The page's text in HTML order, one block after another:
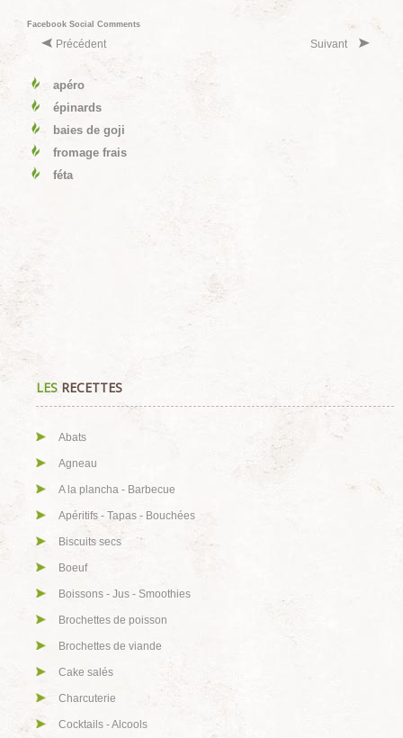
Facebook Social Comments
Précédent Suivant
apéro
épinards
baies de goji
fromage frais
féta
LESRECETTES
Abats
Agneau
A la plancha - Barbecue
Apéritifs - Tapas - Bouchées
Biscuits secs
Boeuf
Boissons - Jus - Smoothies
Brochettes de poisson
Brochettes de viande
Cake salés
Charcuterie
Cocktails - Alcools